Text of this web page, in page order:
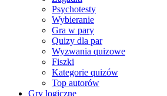
Psychotesty
Wybieranie
Gra w pary
Quizy dla par
Wyzwania quizowe
Fiszki
Kategorie quizów
Top autorów
Gry logiczne